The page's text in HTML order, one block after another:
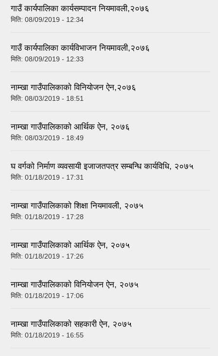
गाउँ कार्यपालिका कार्यसम्पादन नियमावली,२०७६
मिति: 08/09/2019 - 12:34
गाउँ कार्यपालिका कार्यविभाजन नियमावली,२०७६
मिति: 08/09/2019 - 12:33
नाम्खा गाउँपालिकाकाे विनियाेजन ऐन,२०७६
मिति: 08/03/2019 - 18:51
नाम्खा गाउँपालिकाकाे आर्थिक ऐन, २०७६
मिति: 08/03/2019 - 18:49
घ वर्गकाे निर्माण व्यवसायी इजाजतपत्र सम्बन्धि कार्यविधि, २०७५
मिति: 01/18/2019 - 17:31
नाम्खा गाउँपालिकाकाे शिक्षा नियमावली, २०७५
मिति: 01/18/2019 - 17:28
नाम्खा गाउँपालिकाकाे आर्थिक ऐन, २०७५
मिति: 01/18/2019 - 17:26
नाम्खा गाउँपालिकाकाे विनियाेजन ऐन, २०७५
मिति: 01/18/2019 - 17:06
नाम्खा गाउँपालिकाकाे सहकारी ऐन, २०७५
मिति: 01/18/2019 - 16:55